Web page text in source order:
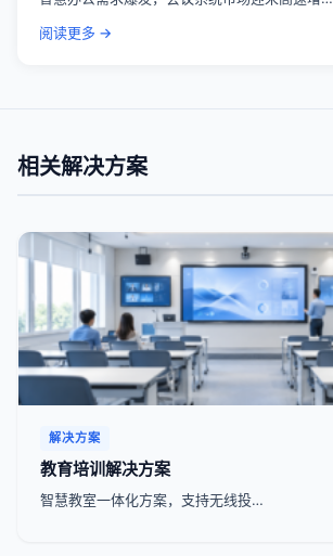
阅读更多 →
相关解决方案
解决方案
教育培训解决方案
智慧教室一体化方案，支持无线投…